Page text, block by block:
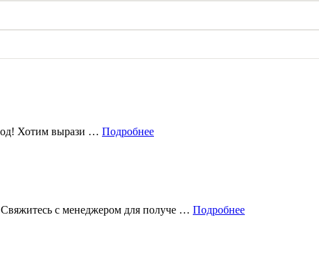
Хотим вырази … Подробнее
с менеджером для получе … Подробнее